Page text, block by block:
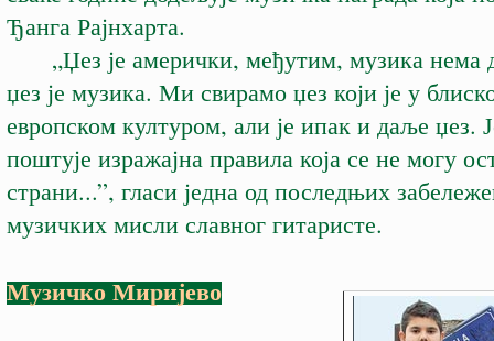
Ђанга Рајнхарта.
„Џез је амерички, међутим, музика нема
џез је музика. Ми свирамо џез који је у
европском културом, али је ипак и даље џез.
поштује изражајна правила која се не могу
страни...”, гласи једна од последњих
музичких мисли славног гитаристе.
Музичко Миријево